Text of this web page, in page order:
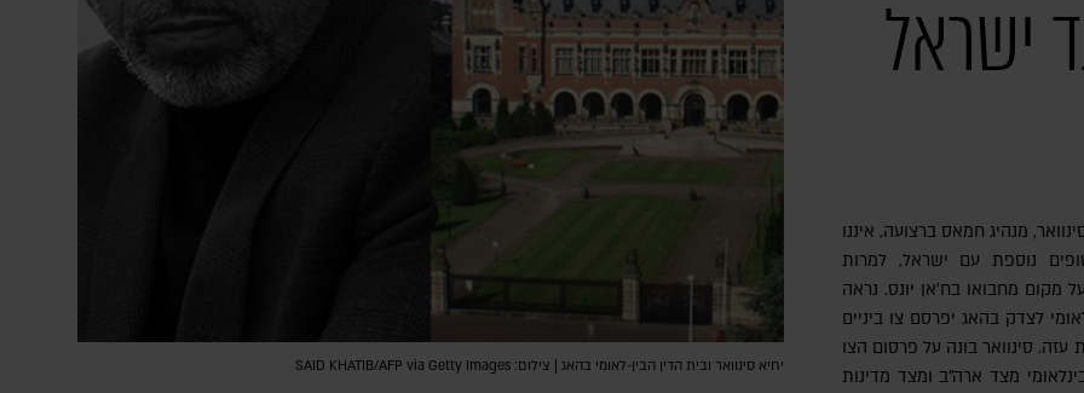
ישראל
מנהיג חמאס ברצועה, איננו
נוספת עם ישראל, למרות
מקום מחבואו בח'אן יונס. נראה
לצדק בהאג יפרסם צו ביניים
סינוואר בונה על פרסום הצו
מצד ארה"ב ומצד מדינות
יחיא סינוואר ובית הדין הבין-לאומי בהאג | צילום: SAID KHATIB/AFP via Getty Images